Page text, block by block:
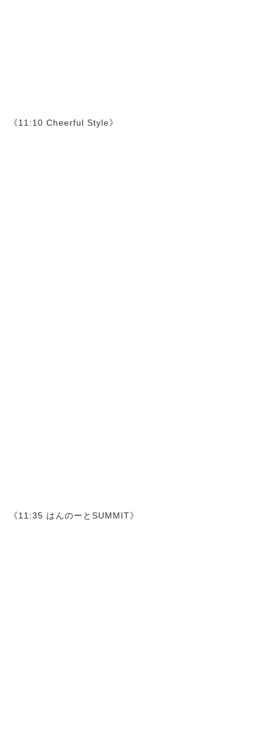
《11:10 Cheerful Style》
《11:35 はんのーとSUMMIT》